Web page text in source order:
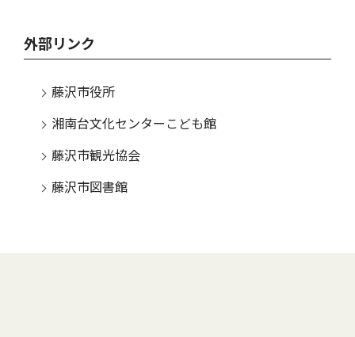
外部リンク
藤沢市役所
湘南台文化センターこども館
藤沢市観光協会
藤沢市図書館